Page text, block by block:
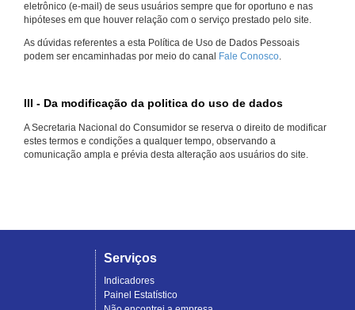
eletrônico (e-mail) de seus usuários sempre que for oportuno e nas
hipóteses em que houver relação com o serviço prestado pelo site.
As dúvidas referentes a esta Política de Uso de Dados Pessoais
podem ser encaminhadas por meio do canal Fale Conosco.
III - Da modificação da politica do uso de dados
A Secretaria Nacional do Consumidor se reserva o direito de modificar
estes termos e condições a qualquer tempo, observando a
comunicação ampla e prévia desta alteração aos usuários do site.
Serviços
Indicadores
Painel Estatístico